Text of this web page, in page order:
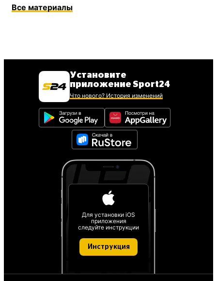
Все материалы
Установите
приложение Sport24
Что нового? История изменений
Для установки iOS
приложения
следуйте инструкции
Инструкция